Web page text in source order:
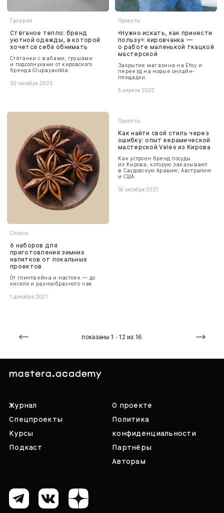
Галерея
Стёганое тепло: бренд
уютной одежды, в которой
хочется себя обнимать
Стёганки с жабами, грушами
и подсолнухами от кировского
бренда Glupayavobla.
30 октября 2023
Проекты
«Нужно искать, как принести
пользу»: кировчанка —
о работе маленькой ткацкой
мастерской
Закрытие магазина на Etsy и
переезд на новые онлайн-
площадки.
5 апреля 2022
Список
6 наборов для
приготовления зимних
напитков от локальных
проектов
От глинтвейна и настоек — до
киселя и разнообразного чая.
1 декабря 2021
Проекты
Как найти свой стиль через
ошибку: опыт керамической
мастерской Veles из Кирова
Как устроен бренд посуды
из Кирова, которую заказывают
в Саудовскую Аравию, Австралию
и США.
18 октября 2021
показаны 1 - 12 из 16
Журнал
Спецпроекты
Курсы
Подкаст
О проекте
Политика
конфиденциальности
Партнёры
Авторам